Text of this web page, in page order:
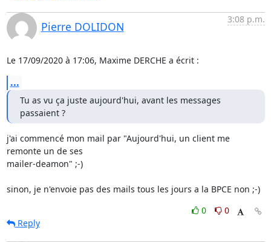
Pierre DOLIDON
3:08 p.m.
Le 17/09/2020 à 17:06, Maxime DERCHE a écrit :
...
Tu as vu ça juste aujourd'hui, avant les messages
passaient ?
j'ai commencé mon mail par "Aujourd'hui, un client me
remonte un de ses
mailer-deamon" ;-)
sinon, je n'envoie pas des mails tous les jours a la BPCE non ;-)
0
0
Reply